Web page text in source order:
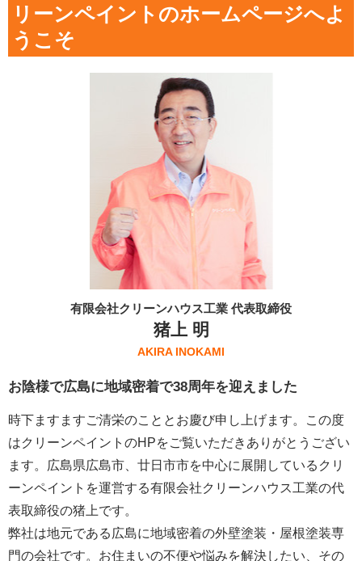
リーンペイントのホームページへよ
うこそ
有限会社クリーンハウス工業 代表取締役
猪上 明
AKIRA INOKAMI
お陰様で広島に地域密着で38周年を迎えました
時下ますますご清栄のこととお慶び申し上げます。この度
はクリーンペイントのHPをご覧いただきありがとうござい
ます。広島県広島市、廿日市市を中心に展開しているクリ
ーンペイントを運営する有限会社クリーンハウス工業の代
表取締役の猪上です。
弊社は地元である広島に地域密着の外壁塗装・屋根塗装専
門の会社です。お住まいの不便や悩みを解決したい、その